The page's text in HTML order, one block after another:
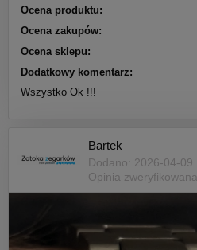
Ocena produktu:
Ocena zakupów:
Ocena sklepu:
Dodatkowy komentarz:
Wszystko Ok !!!
Bartek
Dodano: 2026-04-09
Opinia zweryfikowana